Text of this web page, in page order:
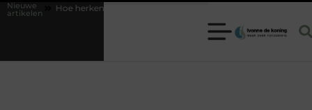
Nieuwe
artikelen
Hoe herken je een betrouwbare slotenmaker in Baarn en voorkom je